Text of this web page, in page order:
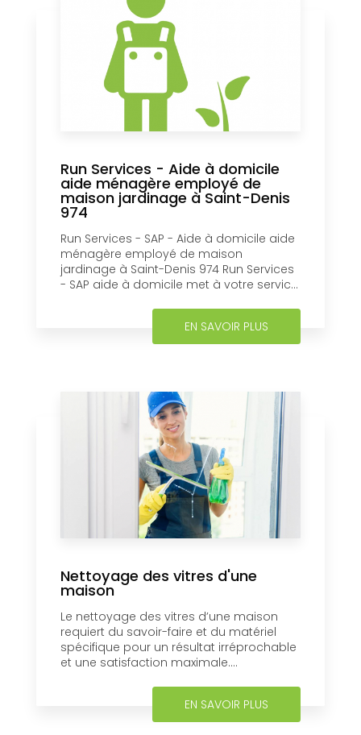
Run Services - Aide à domicile
aide ménagère employé de
maison jardinage à Saint-Denis
974
Run Services - SAP - Aide à domicile aide
ménagère employé de maison
jardinage à Saint-Denis 974 Run Services
- SAP aide à domicile met à votre servic...
EN SAVOIR PLUS
Nettoyage des vitres d'une
maison
Le nettoyage des vitres d’une maison
requiert du savoir-faire et du matériel
spécifique pour un résultat irréprochable
et une satisfaction maximale....
EN SAVOIR PLUS